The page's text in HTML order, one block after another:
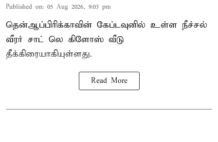
Published on: 05 Aug 2026, 9:03 pm
தென்ஆப்பிரிக்காவின் கேப்டவுனில் உள்ள நீச்சல்
வீரர் சாட் லெ கிளோஸ் வீடு
தீக்கிரையாகியுள்ளது.
Read More